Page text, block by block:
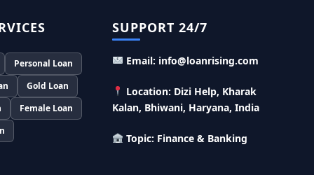
PM Dhan Dhanya Kirshi Loan Scheme: अब
किसान साथी PM धन धान्य कृषि लोन योजना से ले सकते है
5 लाख तक लोन, सिर्फ 4% लगेगा ब्याज
PMEGP Loan Online Apply: खुद का व्यवसाय शुरू
का लोन, मिलेगी 35% की सब्सिडी
Personal Loan
Gold Loan
Female Loan
SUPPORT 24/7
Email: info@loanrising.com
Location: Dizi Help, Kharak
Kalan, Bhiwani, Haryana, India
Topic: Finance & Banking